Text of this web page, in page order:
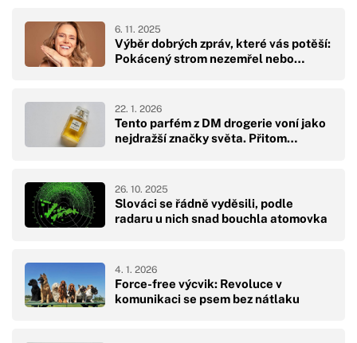
Výběr dobrých zpráv, které vás potěší:
Pokácený strom nezemřel nebo…
6. 11. 2025
Tento parfém z DM drogerie voní jako
nejdražší značky světa. Přitom…
22. 1. 2026
Slováci se řádně vyděsili, podle
radaru u nich snad bouchla atomovka
26. 10. 2025
Force-free výcvik: Revoluce v
komunikaci se psem bez nátlaku
4. 1. 2026